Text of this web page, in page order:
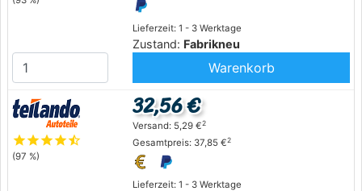
Lieferzeit: 1 - 3 Werktage
Zustand: Fabrikneu
Warenkorb
starstarstarstarstar_half
(97 %)
Lieferzeit: 1 - 3 Werktage
32,56 €
Versand: 5,29 €2
Gesamtpreis: 37,85 €2